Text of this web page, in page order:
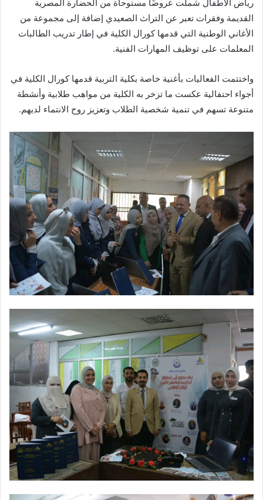
رياض الأطفال شملت عروضًا مستوحاة من الحضارة المصرية
القديمة وفقرات تعبر عن التراث الصعيدي إضافة إلى مجموعة من
الأغاني الوطنية التي قدمها كورال الكلية في إطار تدريب الطالبات
المعلمات على توظيف المهارات الفنية.
واختتمت الفعاليات بأغنية خاصة بكلية التربية قدمها كورال الكلية في
أجواء احتفالية عكست ما تزخر به الكلية من مواهب طلابية وأنشطة
متنوعة تسهم في تنمية شخصية الطلاب وتعزيز روح الانتماء لديهم.